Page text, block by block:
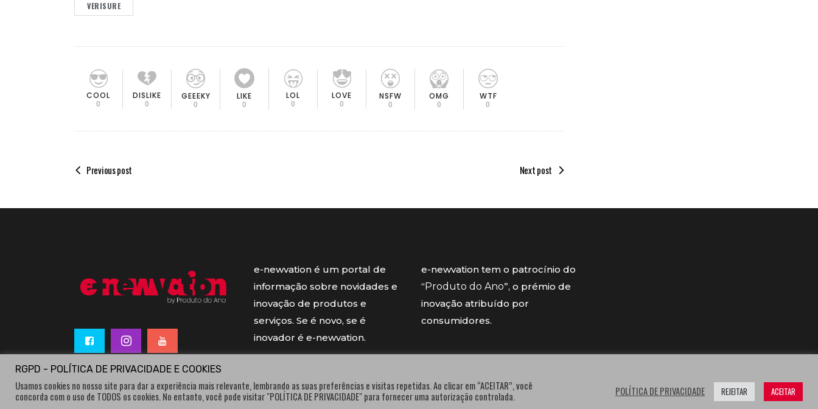
VERISURE
COOL
0
DISLIKE
0
GEEEKY
0
LIKE
0
LOL
0
LOVE
0
NSFW
0
OMG
0
WTF
0
Previous post Next post
e-newvation é um portal de
informação sobre novidades e
inovação de produtos e
serviços. Se é novo, se é
inovador é e-newvation.
e-newvation tem o patrocínio do
“ Produto do Ano”, o prémio de
inovação atribuído por
consumidores.
RGPD - POLÍTICA DE PRIVACIDADE E COOKIES
Usamos cookies no nosso site para dar a experiência mais relevante, lembrando as suas preferências e visitas repetidas. Ao clicar em “ACEITAR”, você
concorda com o uso de TODOS os cookies. No entanto, você pode visitar "POLÍTICA DE PRIVACIDADE" para fornecer uma autorização controlada.
POLÍTICA DE PRIVACIDADE REJEITAR ACEITAR